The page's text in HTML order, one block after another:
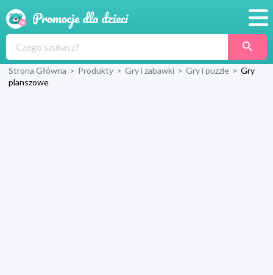
Produkty
Strona Główna > Produkty > Gry i zabawki > Gry i puzzle > Gry
planszowe